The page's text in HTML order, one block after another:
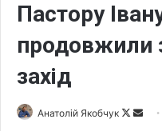
Пастору
продовжили
захід
Анатолій Якобчук
F